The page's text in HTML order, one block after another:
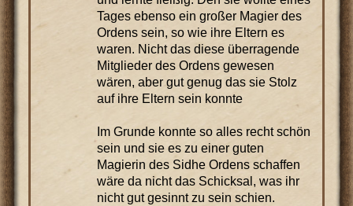
Tages ebenso ein großer Magier des
Ordens sein, so wie ihre Eltern es
waren. Nicht das diese überragende
Mitglieder des Ordens gewesen
wären, aber gut genug das sie Stolz
auf ihre Eltern sein konnte
Im Grunde konnte so alles recht schön
sein und sie es zu einer guten
Magierin des Sidhe Ordens schaffen
wäre da nicht das Schicksal, was ihr
nicht gut gesinnt zu sein schien.